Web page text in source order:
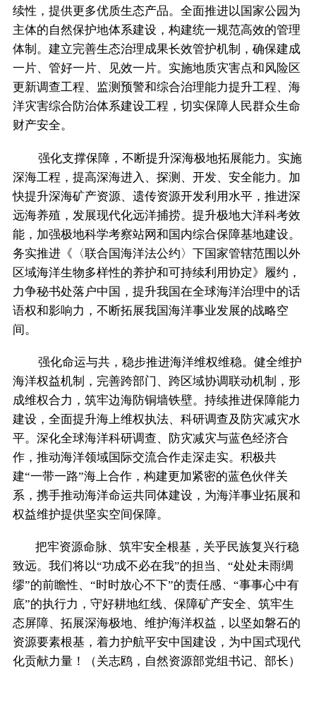
续性，提供更多优质生态产品。全面推进以国家公园为
主体的自然保护地体系建设，构建统一规范高效的管理
体制。建立完善生态治理成果长效管护机制，确保建成
一片、管好一片、见效一片。实施地质灾害点和风险区
更新调查工程、监测预警和综合治理能力提升工程、海
洋灾害综合防治体系建设工程，切实保障人民群众生命
财产安全。
强化支撑保障，不断提升深海极地拓展能力。实施
深海工程，提高深海进入、探测、开发、安全能力。加
快提升深海矿产资源、遗传资源开发利用水平，推进深
远海养殖，发展现代化远洋捕捞。提升极地大洋科考效
能，加强极地科学考察站网和国内综合保障基地建设。
务实推进《〈联合国海洋法公约〉下国家管辖范围以外
区域海洋生物多样性的养护和可持续利用协定》履约，
力争秘书处落户中国，提升我国在全球海洋治理中的话
语权和影响力，不断拓展我国海洋事业发展的战略空
间。
强化命运与共，稳步推进海洋维权维稳。健全维护
海洋权益机制，完善跨部门、跨区域协调联动机制，形
成维权合力，筑牢边海防铜墙铁壁。持续推进保障能力
建设，全面提升海上维权执法、科研调查及防灾减灾水
平。深化全球海洋科研调查、防灾减灾与蓝色经济合
作，推动海洋领域国际交流合作走深走实。积极共
建“一带一路”海上合作，构建更加紧密的蓝色伙伴关
系，携手推动海洋命运共同体建设，为海洋事业拓展和
权益维护提供坚实空间保障。
把牢资源命脉、筑牢安全根基，关乎民族复兴行稳
致远。我们将以“功成不必在我”的担当、“处处未雨绸
缪”的前瞻性、“时时放心不下”的责任感、“事事心中有
底”的执行力，守好耕地红线、保障矿产安全、筑牢生
态屏障、拓展深海极地、维护海洋权益，以坚如磐石的
资源要素根基，着力护航平安中国建设，为中国式现代
化贡献力量！（关志鸥，自然资源部党组书记、部长）